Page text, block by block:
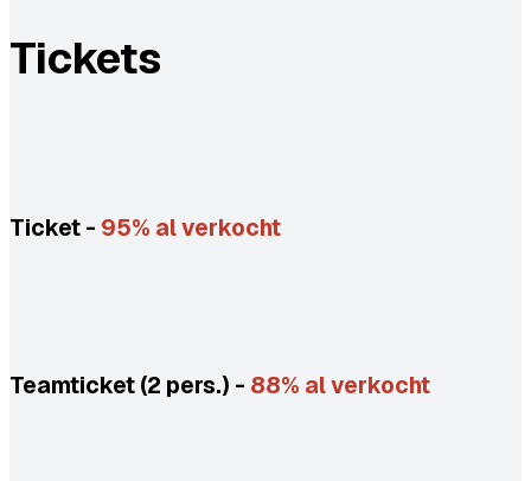
Tickets
Ticket - 95% al verkocht
Teamticket (2 pers.) - 88% al verkocht